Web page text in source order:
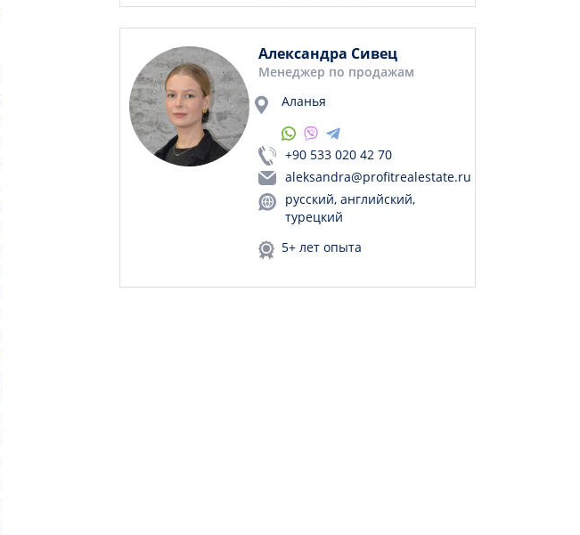
Александра Сивец
Менеджер по продажам
Аланья
+90 533 020 42 70
aleksandra@profitrealestate.ru
русский, английский,
турецкий
5+ лет опыта